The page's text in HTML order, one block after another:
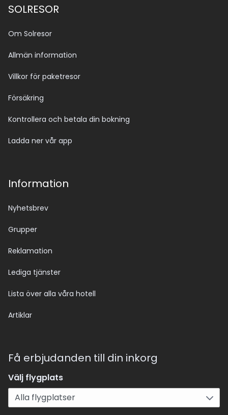
SOLRESOR
Om Solresor
Allmän information
Villkor för paketresor
Försäkring
Kontrollera och betala din bokning
Ladda ner vår app
Information
Nyhetsbrev
Grupper
Reklamation
Lediga tjänster
Lista över alla våra hotell
Artiklar
Få erbjudanden till din inkorg
Välj flygplats